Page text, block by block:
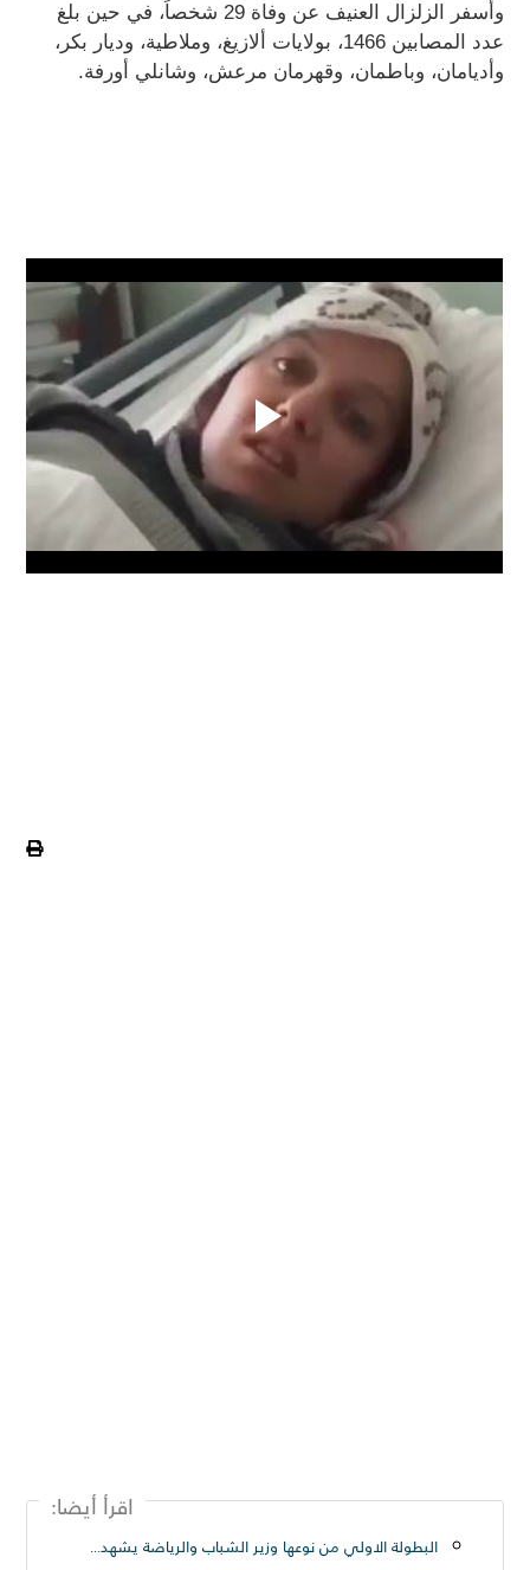
وأسفر الزلزال العنيف عن وفاة 29 شخصاً، في حين بلغ
عدد المصابين 1466، بولايات ألازيغ، وملاطية، وديار بكر،
وأديامان، وباطمان، وقهرمان مرعش، وشانلي أورفة.
اقرأ أيضا:
البطولة الاولي من نوعها وزير الشباب والرياضة يشهد المؤتمر الصحفي لبطولة أندية كرة القدم الإلكترونية